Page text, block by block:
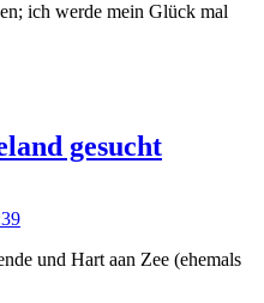
ich werde mein Glück mal
gesucht
und Hart aan Zee (ehemals